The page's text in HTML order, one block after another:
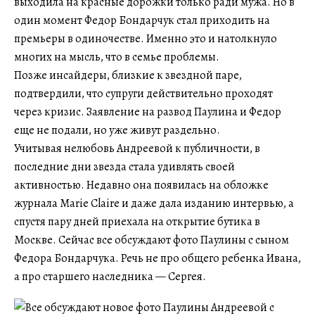
один момент Федор Бондарчук стал приходить на
премьеры в одиночестве. Именно это и натолкнуло
многих на мысль, что в семье проблемы.
Позже инсайдеры, близкие к звездной паре,
подтвердили, что супруги действительно проходят
через кризис. Заявление на развод Паулина и Федор
еще не подали, но уже живут раздельно.
Учитывая нелюбовь Андреевой к публичности, в
последние дни звезда стала удивлять своей
активностью. Недавно она появилась на обложке
журнала Marie Claire и даже дала изданию интервью, а
спустя пару дней приехала на открытие бутика в
Москве. Сейчас все обсуждают фото Паулины с сыном
Федора Бондарчука. Речь не про общего ребенка Ивана,
а про старшего наследника — Сергея.